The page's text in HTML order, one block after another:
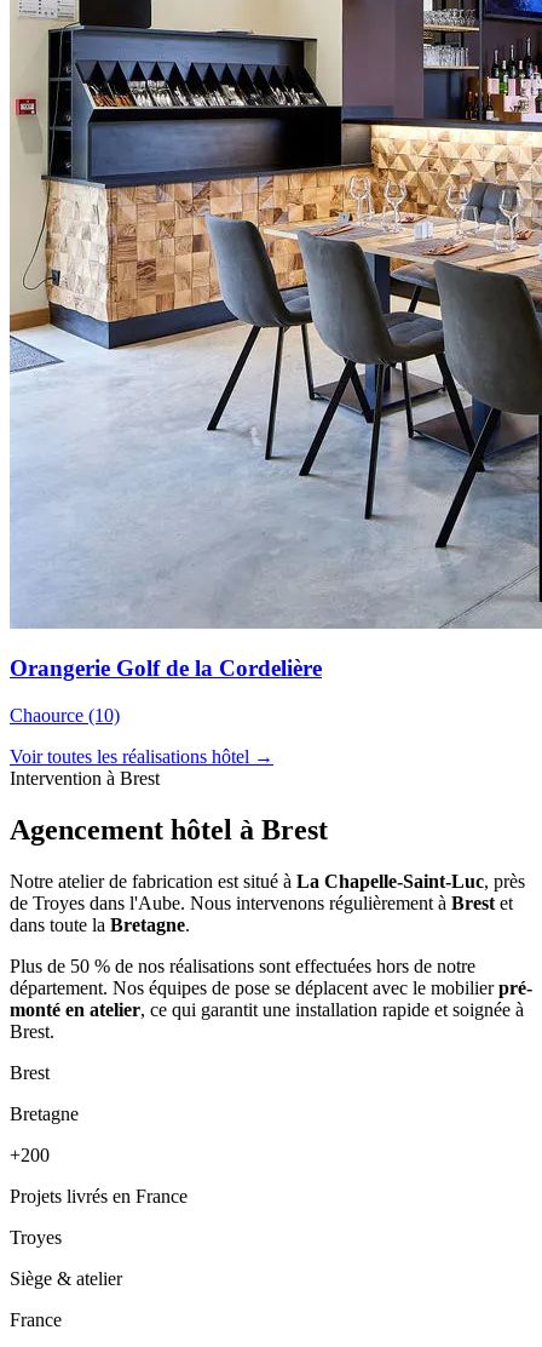
Orangerie Golf de la Cordelière
Chaource (10)
Voir toutes les réalisations hôtel →
Intervention à Brest
Agencement hôtel à Brest
Notre atelier de fabrication est situé à La Chapelle-Saint-Luc, près
de Troyes dans l'Aube. Nous intervenons régulièrement à Brest et
dans toute la Bretagne.
Plus de 50 % de nos réalisations sont effectuées hors de notre
département. Nos équipes de pose se déplacent avec le mobilierpré-
monté en atelier, ce qui garantit une installation rapide et soignée à
Brest.
Brest
Bretagne
+200
Projets livrés en France
Troyes
Siège & atelier
France